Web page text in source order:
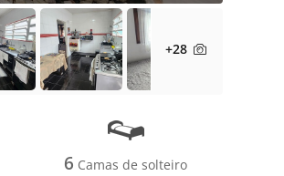
+28
6 Camas de solteiro